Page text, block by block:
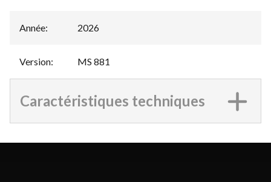
Année: 2026
Version: MS 881
Caractéristiques techniques